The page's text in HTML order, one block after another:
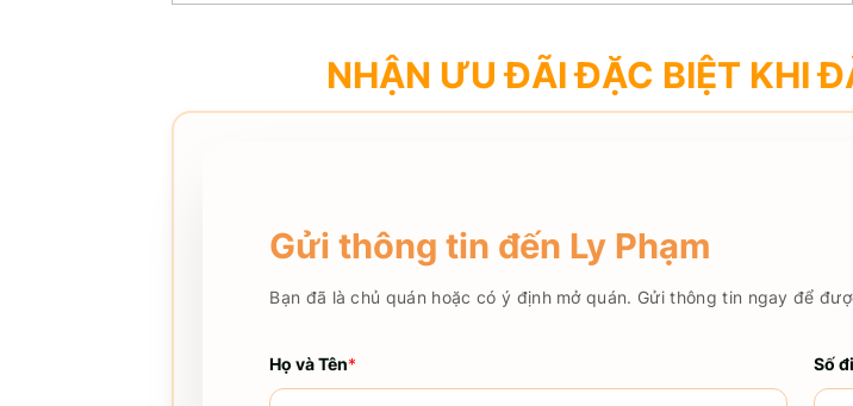
NHẬN ƯU ĐÃI ĐẶC BIỆT KHI
Gửi thông tin đến Ly Phạm
Bạn đã là chủ quán hoặc có ý định mở quán. Gửi thông tin ngay để
Họ và Tên* Số